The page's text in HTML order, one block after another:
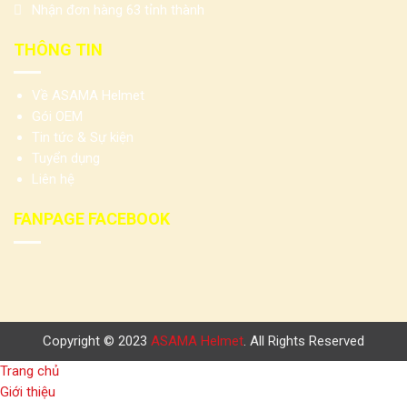
Nhận đơn hàng 63 tỉnh thành
THÔNG TIN
Về ASAMA Helmet
Gói OEM
Tin tức & Sự kiện
Tuyển dụng
Liên hệ
FANPAGE FACEBOOK
Copyright © 2023 ASAMA Helmet . All Rights Reserved
Trang chủ
Giới thiệu